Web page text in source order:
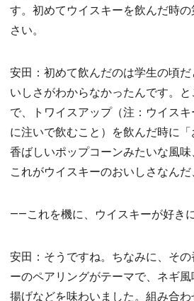
す。初めてウイスキーを飲んだ時
さい。
安田：初めて飲んだのは学生の頃
いしさがわからなかったんです。
で、トワイスアップ（注：ウイス
に注いで飲むこと）を飲んだ時に「
香ばしいポップコーンみたいな風
これがウイスキーのおいしさなんだ
――これを機に、ウイスキーが好き
安田：そうですね。ちなみに、そ
ーのペアリングがテーマで、ネギ
揚げなどを味わいました。組み合